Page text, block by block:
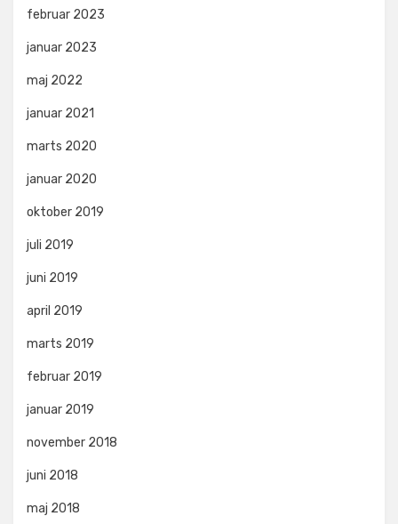
februar 2023
januar 2023
maj 2022
januar 2021
marts 2020
januar 2020
oktober 2019
juli 2019
juni 2019
april 2019
marts 2019
februar 2019
januar 2019
november 2018
juni 2018
maj 2018